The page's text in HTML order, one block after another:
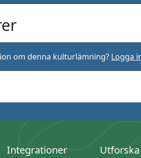
om denna kulturlämning? Logga
Integrationer Utforska